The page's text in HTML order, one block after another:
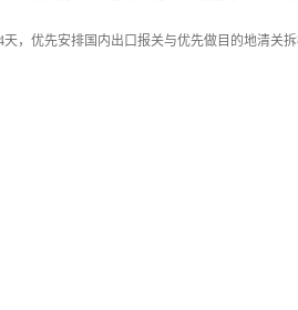
天，优先安排国内出口报关与优先做目的地清关